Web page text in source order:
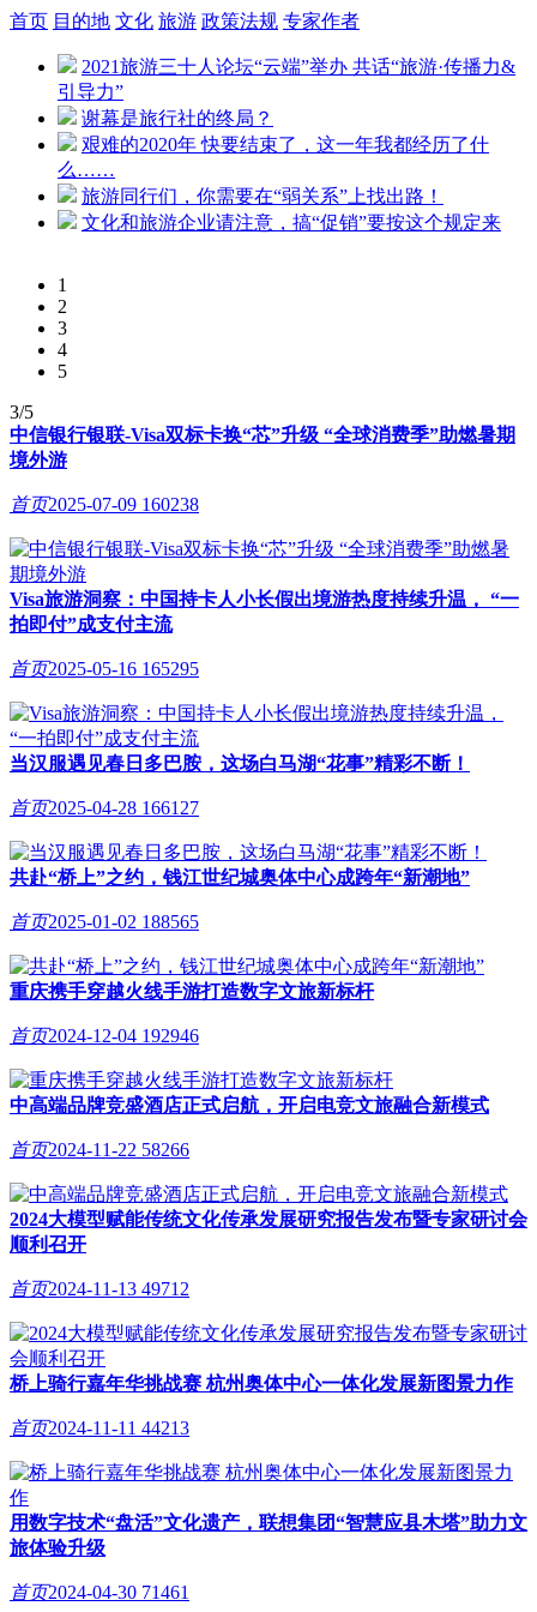
首页 目的地 文化 旅游 政策法规 专家作者
2021旅游三十人论坛“云端”举办 共话“旅游·传播力&
引导力”
谢幕是旅行社的终局？
艰难的2020年 快要结束了，这一年我都经历了什
么……
旅游同行们，你需要在“弱关系”上找出路！
文化和旅游企业请注意，搞“促销”要按这个规定来
1
2
3
4
5
3/5
中信银行银联-Visa双标卡换“芯”升级 “全球消费季”助燃暑期
境外游
首页2025-07-09 160238
Visa旅游洞察：中国持卡人小长假出境游热度持续升温， “一
拍即付”成支付主流
首页2025-05-16 165295
当汉服遇见春日多巴胺，这场白马湖“花事”精彩不断！
首页2025-04-28 166127
共赴“桥上”之约，钱江世纪城奥体中心成跨年“新潮地”
首页2025-01-02 188565
重庆携手穿越火线手游打造数字文旅新标杆
首页2024-12-04 192946
中高端品牌竞盛酒店正式启航，开启电竞文旅融合新模式
首页2024-11-22 58266
2024大模型赋能传统文化传承发展研究报告发布暨专家研讨会
顺利召开
首页2024-11-13 49712
桥上骑行嘉年华挑战赛 杭州奥体中心一体化发展新图景力作
首页2024-11-11 44213
用数字技术“盘活”文化遗产，联想集团“智慧应县木塔”助力文
旅体验升级
首页2024-04-30 71461